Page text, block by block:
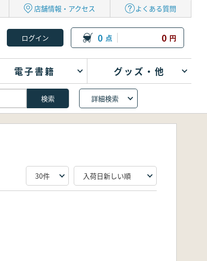
店舗情報・アクセス よくある質問
0 点 0 円
電子書籍 グッズ・他
詳細検索